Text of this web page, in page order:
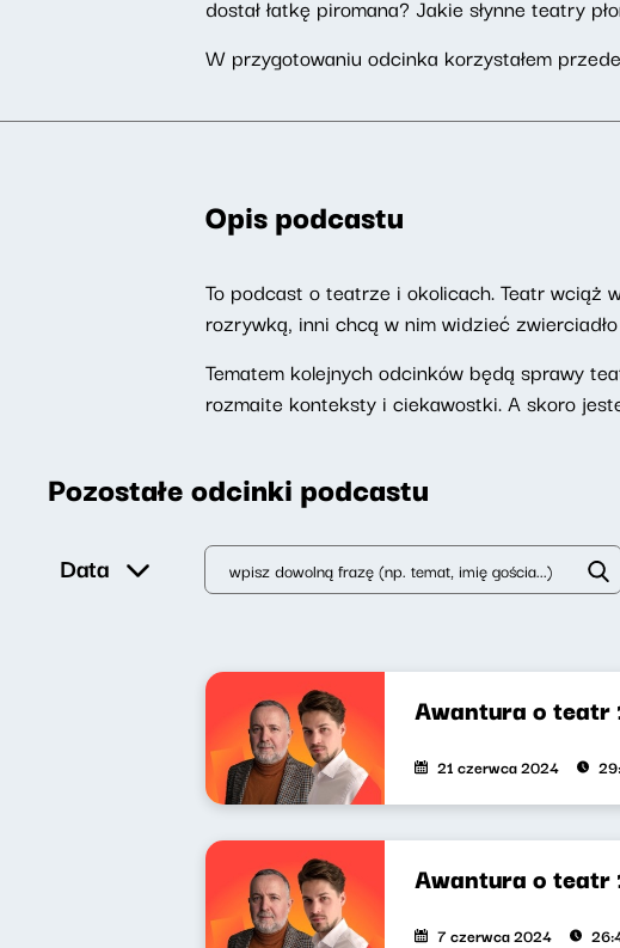
dostał łatkę piromana? Jakie słynne teatry
W przygotowaniu odcinka korzystałem
Opis podcastu
To podcast o teatrze i okolicach. Teatr wciąż
rozrywką, inni chcą w nim widzieć
Tematem kolejnych odcinków będą sprawy
rozmaite konteksty i ciekawostki. A skoro
Pozostałe odcinki podcastu
Data
Awantura o teatr
21 czerwca 2024
Awantura o teatr
7 czerwca 2024